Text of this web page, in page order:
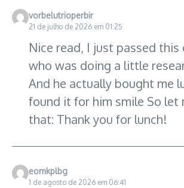
vorbelutrioperbir
21 de julho de 2026 em 01:25
Nice read, I just passed
who was doing a little
And he actually bought me
found it for him smile So let
that: Thank you for lunch!
eomkplbg
1 de agosto de 2026 em 06:41